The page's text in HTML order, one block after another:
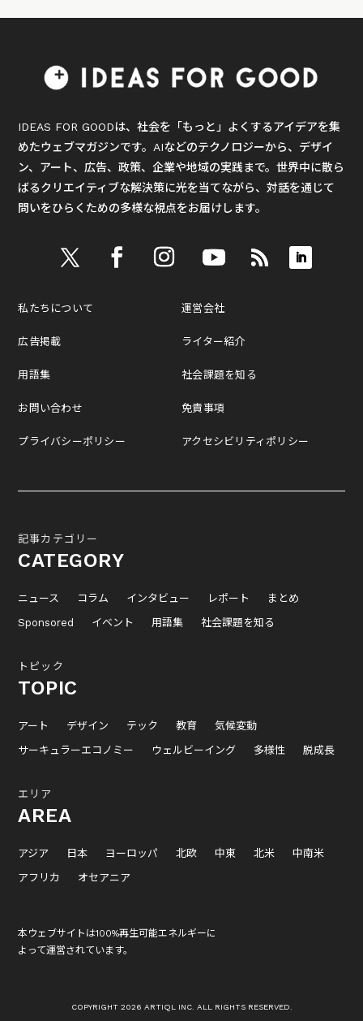
IDEAS FOR GOODは、社会を「もっと」よくするアイデアを集
めたウェブマガジンです。AIなどのテクノロジーから、デザイ
ン、アート、広告、政策、企業や地域の実践まで。世界中に散ら
ばるクリエイティブな解決策に光を当てながら、対話を通じて
問いをひらくための多様な視点をお届けします。
私たちについて
広告掲載
用語集
お問い合わせ
プライバシーポリシー
運営会社
ライター紹介
社会課題を知る
免責事項
アクセシビリティポリシー
記事カテゴリー
CATEGORY
ニュース コラム インタビュー レポート
まとめ
Sponsored
イベント 用語集 社会課題を知る
トピック
TOPIC
アート デザイン テック 教育
気候変動
サーキュラーエコノミー
ウェルビーイング 多様性 脱成長
エリア
AREA
アジア 日本 ヨーロッパ 北欧 中東 北米
中南米
アフリカ
オセアニア
本ウェブサイトは100%再生可能エネルギーに
よって運営されています。
COPYRIGHT 2026 ARTIQL INC. ALL RIGHTS RESERVED.